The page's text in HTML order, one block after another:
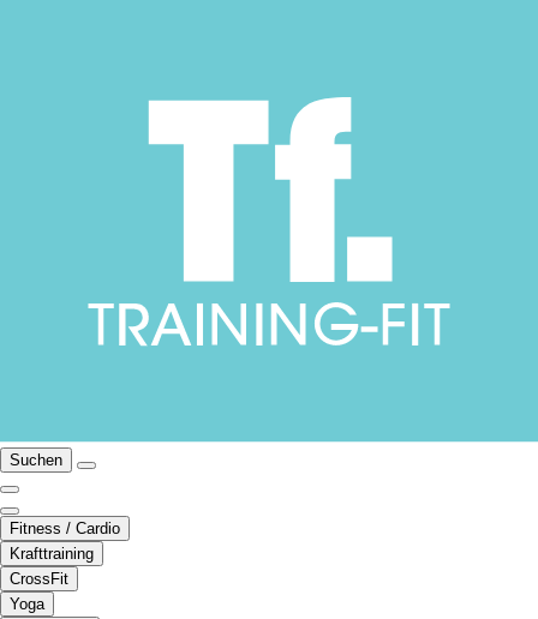
Suchen
Fitness / Cardio
Krafttraining
CrossFit
Yoga